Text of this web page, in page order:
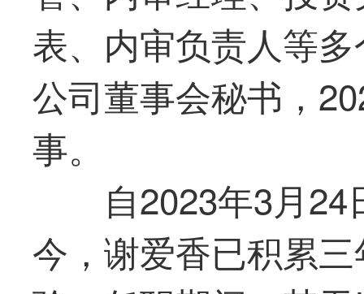
表、内审负责人等
公司董事会秘书，
事。
自2023年3月
今，谢爱香已积累